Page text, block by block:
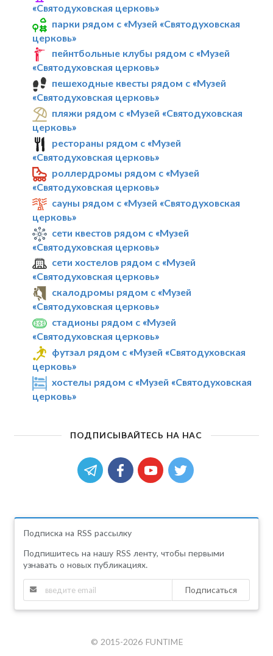
«Святодуховская церковь»
парки рядом с «Музей «Святодуховская
церковь»
пейнтбольные клубы рядом с «Музей
«Святодуховская церковь»
пешеходные квесты рядом с «Музей
«Святодуховская церковь»
пляжи рядом с «Музей «Святодуховская
церковь»
рестораны рядом с «Музей
«Святодуховская церковь»
роллердромы рядом с «Музей
«Святодуховская церковь»
сауны рядом с «Музей «Святодуховская
церковь»
сети квестов рядом с «Музей
«Святодуховская церковь»
сети хостелов рядом с «Музей
«Святодуховская церковь»
скалодромы рядом с «Музей
«Святодуховская церковь»
стадионы рядом с «Музей
«Святодуховская церковь»
футзал рядом с «Музей «Святодуховская
церковь»
хостелы рядом с «Музей «Святодуховская
церковь»
ПОДПИСЫВАЙТЕСЬ НА НАС
Подписка на RSS рассылку
Подпишитесь на нашу RSS ленту, чтобы первыми
узнавать о новых публикациях.
Подписаться
© 2015-2026 FUNTIME